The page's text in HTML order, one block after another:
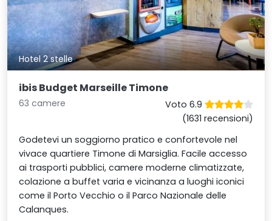
Hotel 2 stelle
ibis Budget Marseille Timone
63 camere
Voto 6.9
(1631 recensioni)
Godetevi un soggiorno pratico e confortevole nel
vivace quartiere Timone di Marsiglia. Facile accesso
ai trasporti pubblici, camere moderne climatizzate,
colazione a buffet varia e vicinanza a luoghi iconici
come il Porto Vecchio o il Parco Nazionale delle
Calanques.